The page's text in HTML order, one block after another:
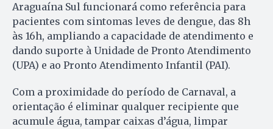
Araguaína Sul funcionará como referência para
pacientes com sintomas leves de dengue, das 8h
às 16h, ampliando a capacidade de atendimento e
dando suporte à Unidade de Pronto Atendimento
(UPA) e ao Pronto Atendimento Infantil (PAI).
Com a proximidade do período de Carnaval, a
orientação é eliminar qualquer recipiente que
acumule água, tampar caixas d’água, limpar